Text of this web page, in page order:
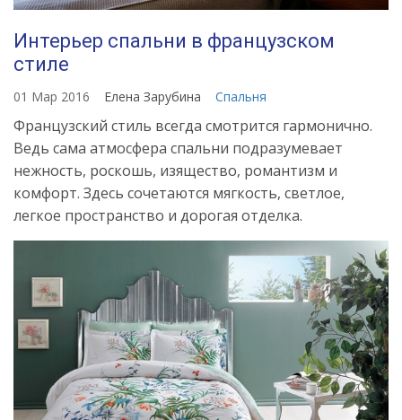
Интерьер спальни в французском
стиле
01 Мар 2016 Елена Зарубина Спальня
Французский стиль всегда смотрится гармонично.
Ведь сама атмосфера спальни подразумевает
нежность, роскошь, изящество, романтизм и
комфорт. Здесь сочетаются мягкость, светлое,
легкое пространство и дорогая отделка.